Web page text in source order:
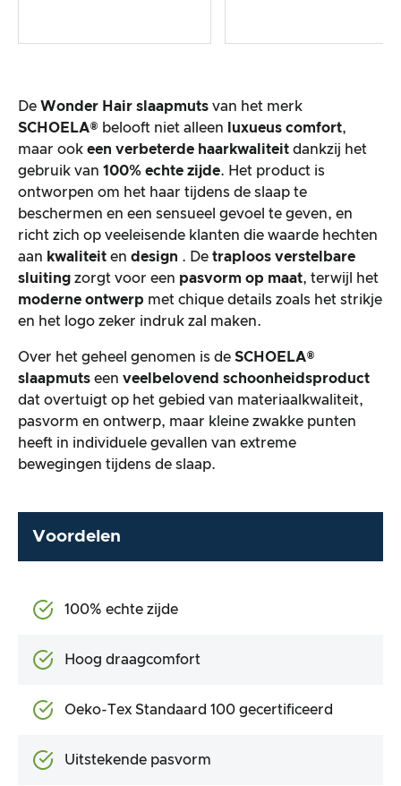
De Wonder Hair slaapmuts van het merk
SCHOELA® belooft niet alleen luxueus comfort,
maar ook een verbeterde haarkwaliteit dankzij het
gebruik van 100% echte zijde. Het product is
ontworpen om het haar tijdens de slaap te
beschermen en een sensueel gevoel te geven, en
richt zich op veeleisende klanten die waarde hechten
aan kwaliteit en design . De traploos verstelbare
sluiting zorgt voor een pasvorm op maat, terwijl het
moderne ontwerp met chique details zoals het strikje
en het logo zeker indruk zal maken.
Over het geheel genomen is de SCHOELA®
slaapmuts een veelbelovend schoonheidsproduct
dat overtuigt op het gebied van materiaalkwaliteit,
pasvorm en ontwerp, maar kleine zwakke punten
heeft in individuele gevallen van extreme
bewegingen tijdens de slaap.
Voordelen
100% echte zijde
Hoog draagcomfort
Oeko-Tex Standaard 100 gecertificeerd
Uitstekende pasvorm